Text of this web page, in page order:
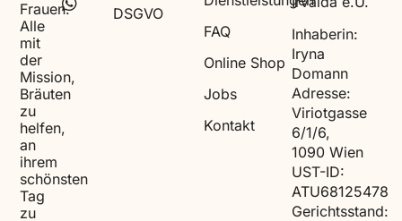
FAQ
Online Shop
Jobs
Kontakt
DSGVO
Inhaberin:
Iryna
Domann
Adresse:
Viriotgasse
6/1/6,
1090 Wien
UST-ID:
ATU68125478
Gerichtsstand:
Frauen.
Alle
mit
der
Mission,
Bräuten
zu
helfen,
an
ihrem
schönsten
Tag
zu